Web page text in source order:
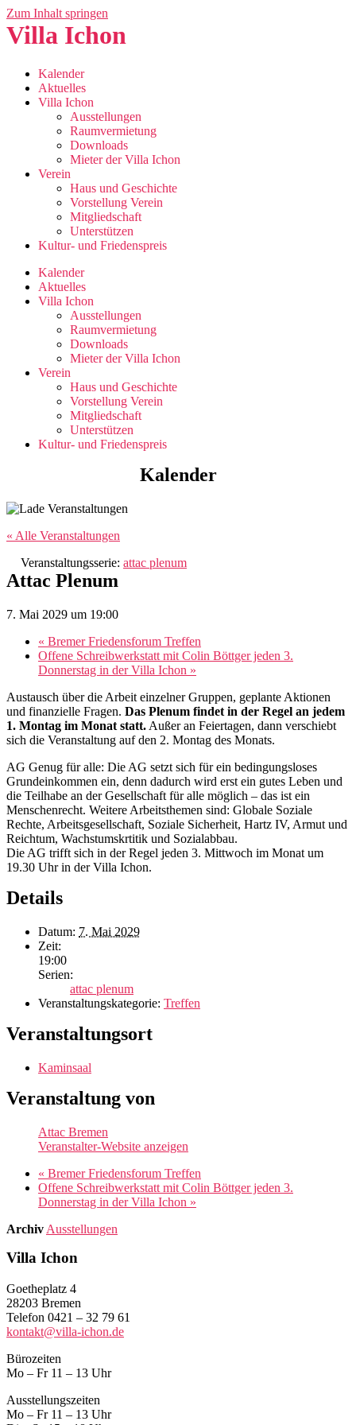
Zum Inhalt springen
Villa Ichon
Kalender
Aktuelles
Villa Ichon
Ausstellungen
Raumvermietung
Downloads
Mieter der Villa Ichon
Verein
Haus und Geschichte
Vorstellung Verein
Mitgliedschaft
Unterstützen
Kultur- und Friedenspreis
Kalender
Aktuelles
Villa Ichon
Ausstellungen
Raumvermietung
Downloads
Mieter der Villa Ichon
Verein
Haus und Geschichte
Vorstellung Verein
Mitgliedschaft
Unterstützen
Kultur- und Friedenspreis
Kalender
« Alle Veranstaltungen
Veranstaltungsserie: attac plenum
Attac Plenum
7. Mai 2029 um 19:00
« Bremer Friedensforum Treffen
Offene Schreibwerkstatt mit Colin Böttger jeden 3.
Donnerstag in der Villa Ichon »
Austausch über die Arbeit einzelner Gruppen, geplante Aktionen
und finanzielle Fragen. Das Plenum findet in der Regel an jedem
1. Montag im Monat statt. Außer an Feiertagen, dann verschiebt
sich die Veranstaltung auf den 2. Montag des Monats.
AG Genug für alle: Die AG setzt sich für ein bedingungsloses
Grundeinkommen ein, denn dadurch wird erst ein gutes Leben und
die Teilhabe an der Gesellschaft für alle möglich – das ist ein
Menschenrecht. Weitere Arbeitsthemen sind: Globale Soziale
Rechte, Arbeitsgesellschaft, Soziale Sicherheit, Hartz IV, Armut und
Reichtum, Wachstumskrtitik und Sozialabbau.
Die AG trifft sich in der Regel jeden 3. Mittwoch im Monat um
19.30 Uhr in der Villa Ichon.
Details
Datum: 7. Mai 2029
Zeit:
19:00
Serien:
attac plenum
Veranstaltungskategorie: Treffen
Veranstaltungsort
Kaminsaal
Veranstaltung von
Attac Bremen
Veranstalter-Website anzeigen
« Bremer Friedensforum Treffen
Offene Schreibwerkstatt mit Colin Böttger jeden 3.
Donnerstag in der Villa Ichon »
Archiv Ausstellungen
Villa Ichon
Goetheplatz 4
28203 Bremen
Telefon 0421 – 32 79 61
kontakt@villa-ichon.de
Bürozeiten
Mo – Fr 11 – 13 Uhr
Ausstellungszeiten
Mo – Fr 11 – 13 Uhr